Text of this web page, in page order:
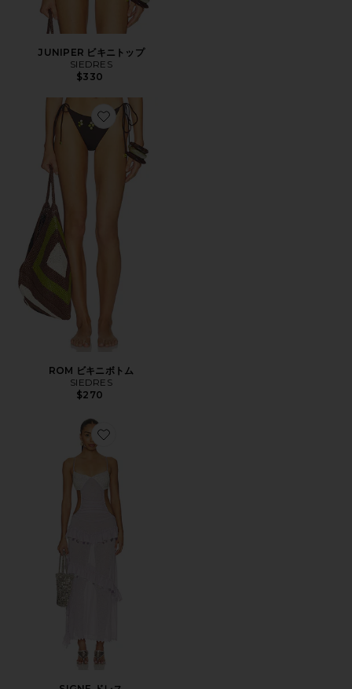
JUNIPER ビキニトップ
SIEDRES
$330
Favorite ROM ビキニボトム
ROM ビキニボトム
SIEDRES
$270
Favorite SIGNE ドレス